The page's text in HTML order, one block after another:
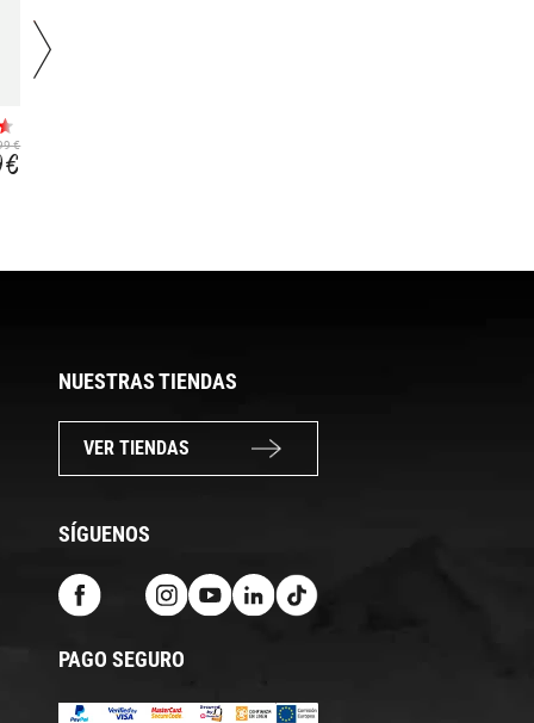
€
€
NUESTRAS TIENDAS
VER TIENDAS
SÍGUENOS
PAGO SEGURO